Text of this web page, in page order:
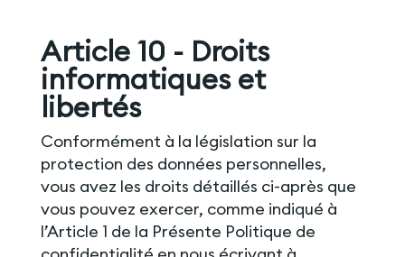
Article 10 - Droits
informatiques et
libertés
Conformément à la législation sur la
protection des données personnelles,
vous avez les droits détaillés ci-après que
vous pouvez exercer, comme indiqué à
l’Article 1 de la Présente Politique de